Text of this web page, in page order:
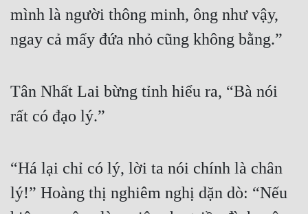
Cơ Trí
Sát Phạt Quyết Đoán
Điềm Đạm
mình là người thông minh, ông như vậy,
ngay cả mấy đứa nhỏ cũng không bằng.”
Tân Nhất Lai bừng tỉnh hiểu ra, “Bà nói
rất có đạo lý.”
“Há lại chỉ có lý, lời ta nói chính là chân
lý!” Hoàng thị nghiêm nghị dặn dò: “Nếu